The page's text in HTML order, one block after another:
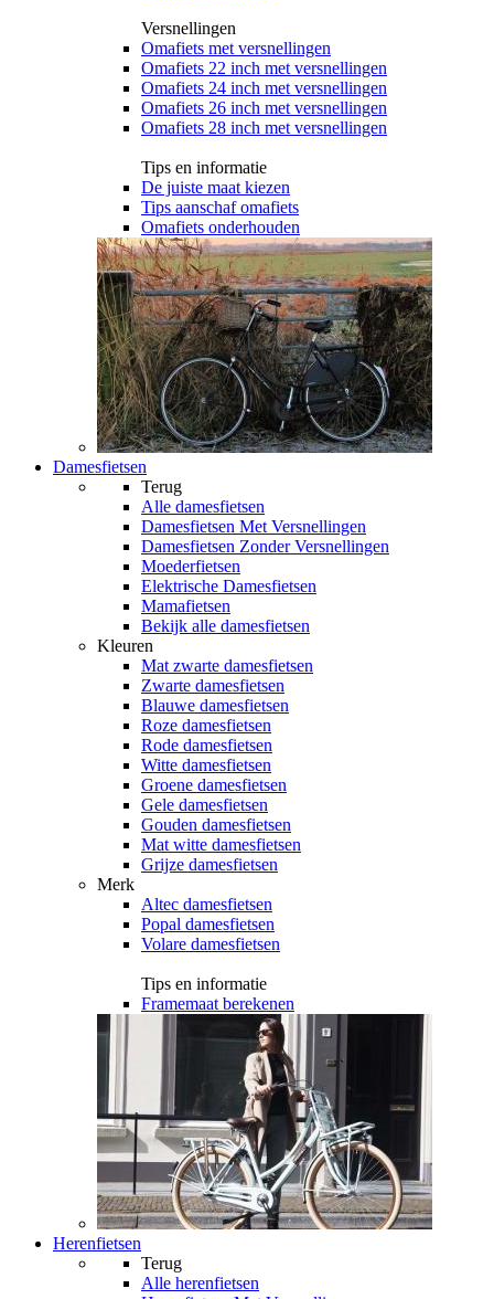
Versnellingen
Omafiets met versnellingen
Omafiets 22 inch met versnellingen
Omafiets 24 inch met versnellingen
Omafiets 26 inch met versnellingen
Omafiets 28 inch met versnellingen
Tips en informatie
De juiste maat kiezen
Tips aanschaf omafiets
Omafiets onderhouden
Damesfietsen
Terug
Alle damesfietsen
Damesfietsen Met Versnellingen
Damesfietsen Zonder Versnellingen
Moederfietsen
Elektrische Damesfietsen
Mamafietsen
Bekijk alle damesfietsen
Kleuren
Mat zwarte damesfietsen
Zwarte damesfietsen
Blauwe damesfietsen
Roze damesfietsen
Rode damesfietsen
Witte damesfietsen
Groene damesfietsen
Gele damesfietsen
Gouden damesfietsen
Mat witte damesfietsen
Grijze damesfietsen
Merk
Altec damesfietsen
Popal damesfietsen
Volare damesfietsen
Tips en informatie
Framemaat berekenen
Herenfietsen
Terug
Alle herenfietsen